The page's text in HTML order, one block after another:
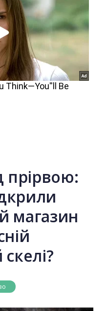
прірвою:
магазин